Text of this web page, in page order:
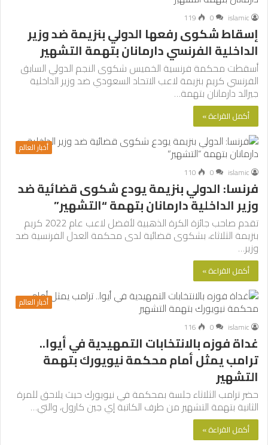
islamic
0
119
إسقاط شكوى رفعها الدولي بنزيمة ضد وزير
الداخلية الفرنسي دارمانان بتهمة التشهير
أسقطت محكمة فرنسية الخميس شكوى النجم الدولي السابق
الفرنسي كريم بنزيمة لاعب الاتحاد السعودي ضد وزير الداخلية
جيرالد دارمانان بتهمة…
أكمل القراءة »
أخبار العالم
islamic
0
110
فرنسا: الدولي بنزيمة يودع شكوى قضائية ضد
وزير الداخلية دارمانان بتهمة “التشهير”
تقدم صاحب جائزة الكرة الذهبية لأفضل لاعب عام 2022 كريم
بنزيمة الثلاثاء، بشكوى قضائية لدى محكمة العدل الفرنسية ضد
وزير…
أكمل القراءة »
أخبار العالم
islamic
0
116
غداة فوزه بالانتخابات التمهيدية في أيوا..
ترامب يمثل أمام محكمة نيويورك بتهمة
التشهير
حضر ترامب الثلاثاء جلسة بمحكمة في نيويورك حيث يلاحق للمرة
الثانية بتهمة التشهير من طرف الكاتبة إي جين كارول، والتي…
أكمل القراءة »